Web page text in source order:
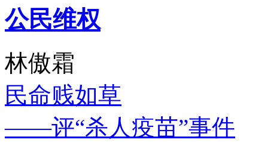
公民维权
林傲霜
民命贱如草
——评“杀人疫苗”事件